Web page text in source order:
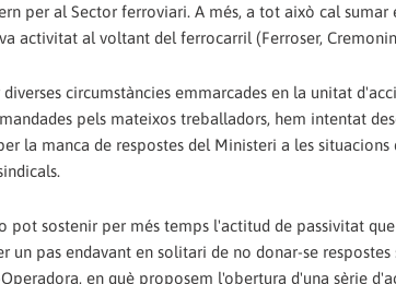
per al Sector ferroviari. A més, a tot això cal
activitat al voltant del ferrocarril (Ferroser,
circumstàncies emmarcades en la unitat
pels mateixos treballadors, hem intentat
la manca de respostes del Ministeri a les
pot sostenir per més temps l'actitud de passivitat
un pas endavant en solitari de no donar-se
Operadora, en què proposem l'obertura d'una sèrie